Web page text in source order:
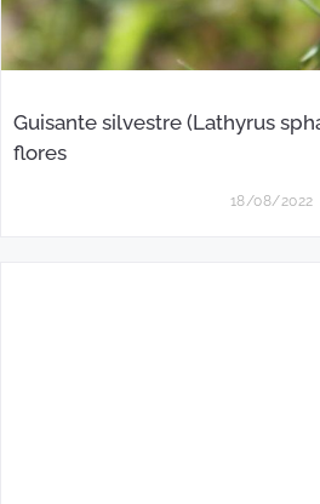
Guisante silvestre (Lathyrus
flores
18/08/2022